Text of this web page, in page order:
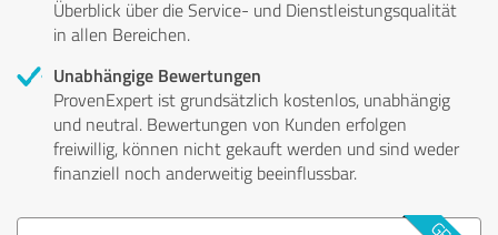
Überblick über die Service- und Dienstleistungsqualität
in allen Bereichen.
Unabhängige Bewertungen
ProvenExpert ist grundsätzlich kostenlos, unabhängig
und neutral. Bewertungen von Kunden erfolgen
freiwillig, können nicht gekauft werden und sind weder
finanziell noch anderweitig beeinflussbar.